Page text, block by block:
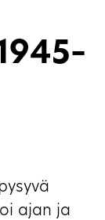
ajan ja